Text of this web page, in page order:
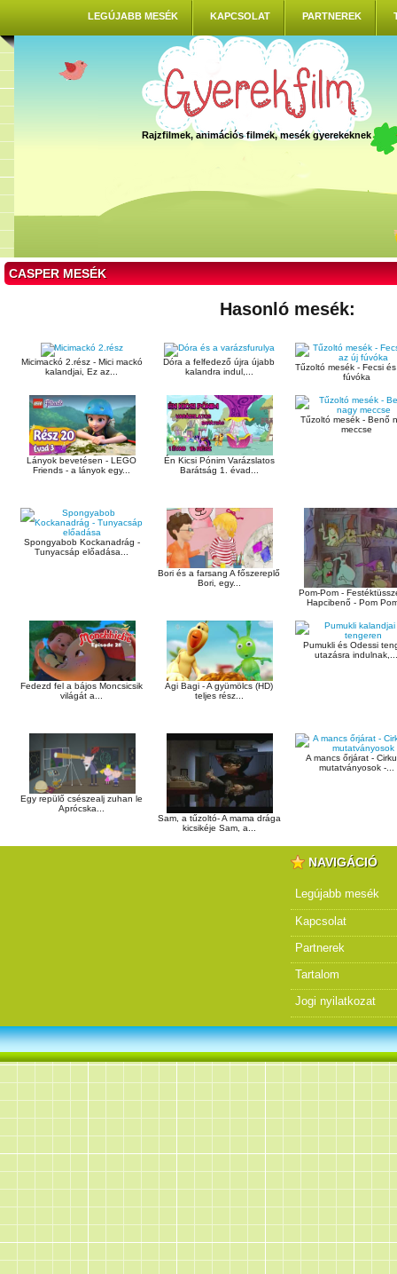
LEGÚJABB MESÉK KAPCSOLAT PARTNEREK
Rajzfilmek, animációs filmek, mesék gyerekeknek
CASPER MESÉK
Hasonló mesék:
Micimackó 2.rész - Mici mackó
kalandjai, Ez az...
Dóra a felfedező újra újabb
kalandra indul,...
Tűzoltó mesék - Fecsi
fúvóka
Lányok bevetésen - LEGO
Friends - a lányok egy...
Én Kicsi Pónim Varázslatos
Barátság 1. évad...
Tűzoltó mesék - Benő
meccse
Spongyabob Kockanadrág -
Tunyacsáp előadása...
Bori és a farsang A főszereplő
Bori, egy...
Pom-Pom -
Hapcibenő - Pom
Fedezd fel a bájos Moncsicsik
világát a...
Agi Bagi - A gyümölcs (HD)
teljes rész...
Pumukli és Odessi
utazásra
Egy repülő csészealj zuhan le
Aprócska...
Sam, a tűzoltó- A mama drága
kicsikéje Sam, a...
A mancs őrjárat -
mutatványosok -...
NAVIGÁCIÓ
Legújabb mesék
Kapcsolat
Partnerek
Tartalom
Jogi nyilatkozat